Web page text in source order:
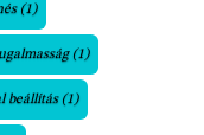
(1)
(1)
beállítás(1)